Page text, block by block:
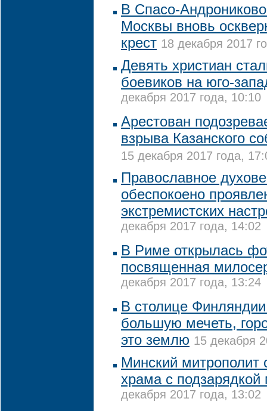
В Спасо-
Москвы вновь
крест 18 декабря 2017
Девять христиан
боевиков на юго-
декабря 2017 года, 10:10
Арестован
взрыва Казанского
15 декабря 2017 года,
Православное
обеспокоено
экстремистских
декабря 2017 года, 14:02
В Риме открылась
посвященная
декабря 2017 года, 13:24
В столице
большую мечеть,
это землю 15 декабря
Минский митрополит
храма с
декабря 2017 года, 13:02